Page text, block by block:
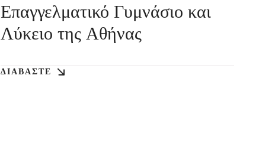
Επαγγελματικό Γυμνάσιο και
Λύκειο της Αθήνας
ΔΙΑΒΆΣΤΕ